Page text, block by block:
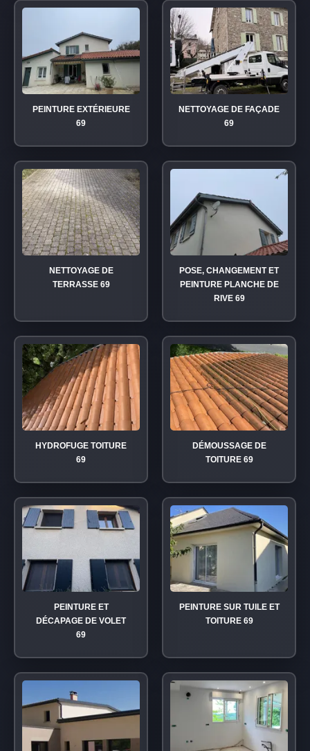
PEINTURE EXTÉRIEURE
69
NETTOYAGE DE FAÇADE
69
NETTOYAGE DE
TERRASSE 69
POSE, CHANGEMENT ET
PEINTURE PLANCHE DE
RIVE 69
HYDROFUGE TOITURE
69
DÉMOUSSAGE DE
TOITURE 69
PEINTURE ET
DÉCAPAGE DE VOLET
69
PEINTURE SUR TUILE ET
TOITURE 69